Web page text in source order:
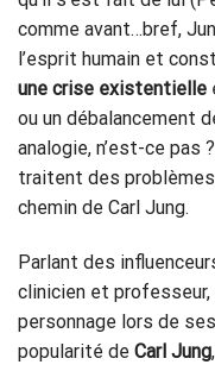
comme avant…bref,
l’esprit humain et
une crise existentielle
ou un débalancement
analogie, n’est-ce pas
traitent des
chemin de Carl Jung.
Parlant des
clinicien et
personnage lors de
popularité de Carl Jung